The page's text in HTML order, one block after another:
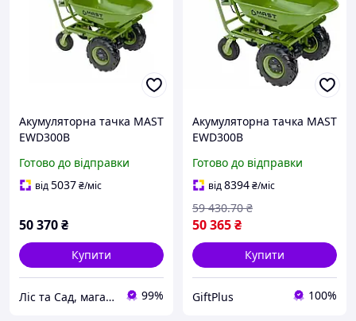
Акумуляторна тачка MAST
EWD300B
Готово до відправки
від5037₴/міс
50 370₴
Купити
Ліс та Сад, магазин інструментів та садової техніки 99%
Акумуляторна тачка MAST
EWD300B
Готово до відправки
від8394₴/міс
50 365₴
59 430.70 ₴
Купити
GiftPlus 100%